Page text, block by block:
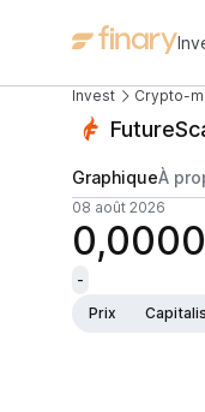
Invest Crypto-
GraphiqueÀ
08 août 2026
-
Prix